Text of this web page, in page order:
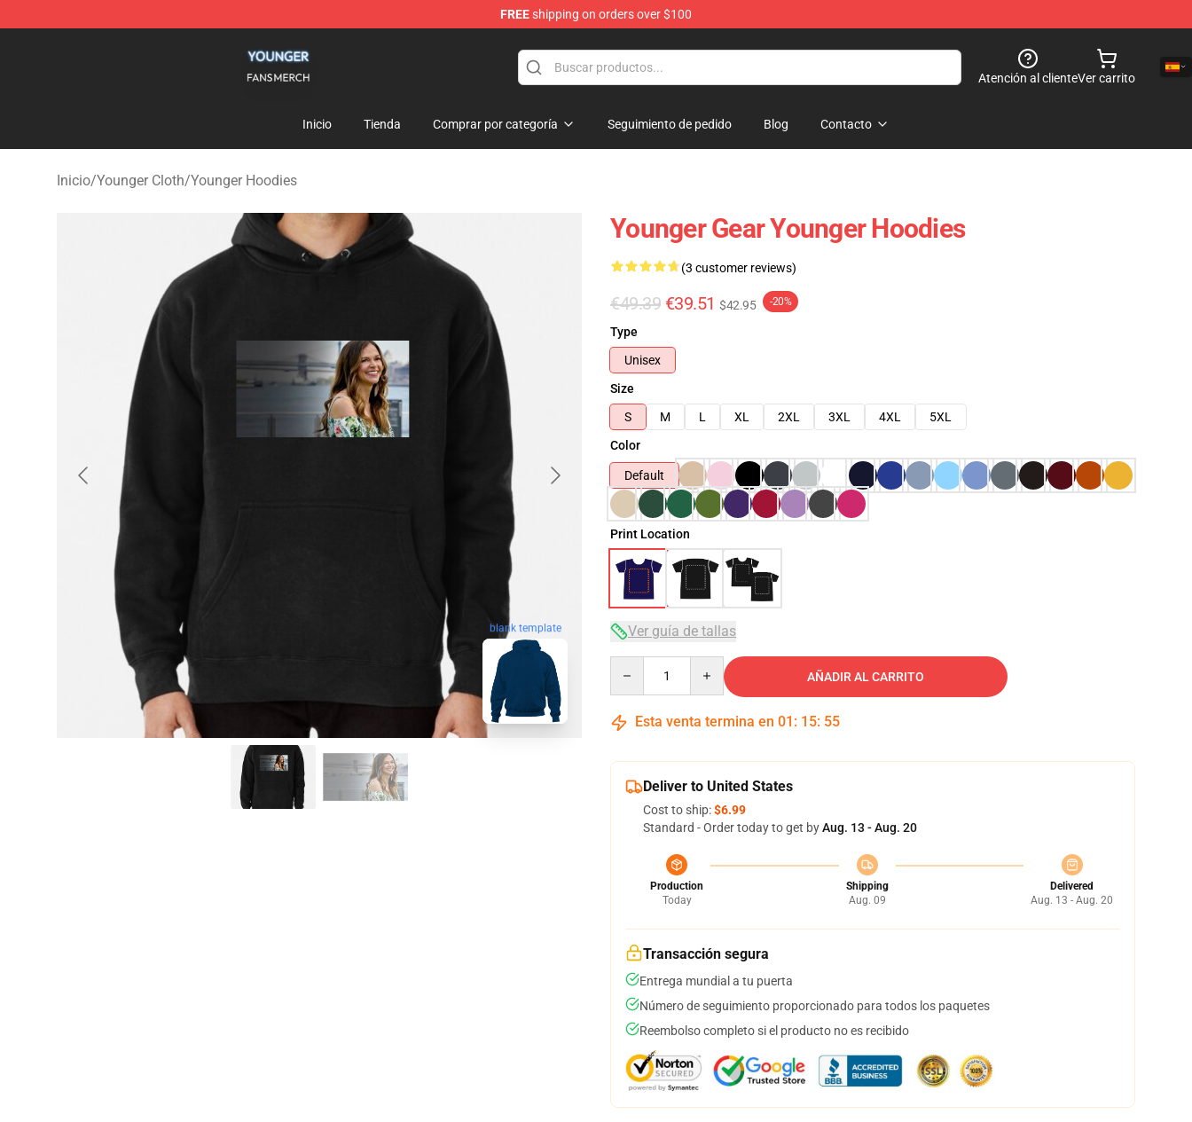
FREEshipping on orders over $100
Atención al clienteVer carrito
Inicio Tienda Comprar por categoría Seguimiento de pedido Blog Contacto
Inicio/Younger Cloth/Younger Hoodies
blank template
Younger Gear Younger Hoodies
(3 customer reviews)
€49.39 €39.51 $42.95 -20%
Type
Unisex
Size
S
M L XL 2XL 3XL 4XL
5XL
Color
Default
Print Location
Ver guía de tallas
AÑADIR AL CARRITO
Esta venta termina en 01 : 15: 54
Deliver to United States
Cost to ship:$6.99
Standard - Order today to get byAug. 13 - Aug. 20
Production
Today
Shipping
Aug. 09
Delivered
Aug. 13 - Aug. 20
Transacción segura
Entrega mundial a tu puerta
Número de seguimiento proporcionado para todos los paquetes
Reembolso completo si el producto no es recibido